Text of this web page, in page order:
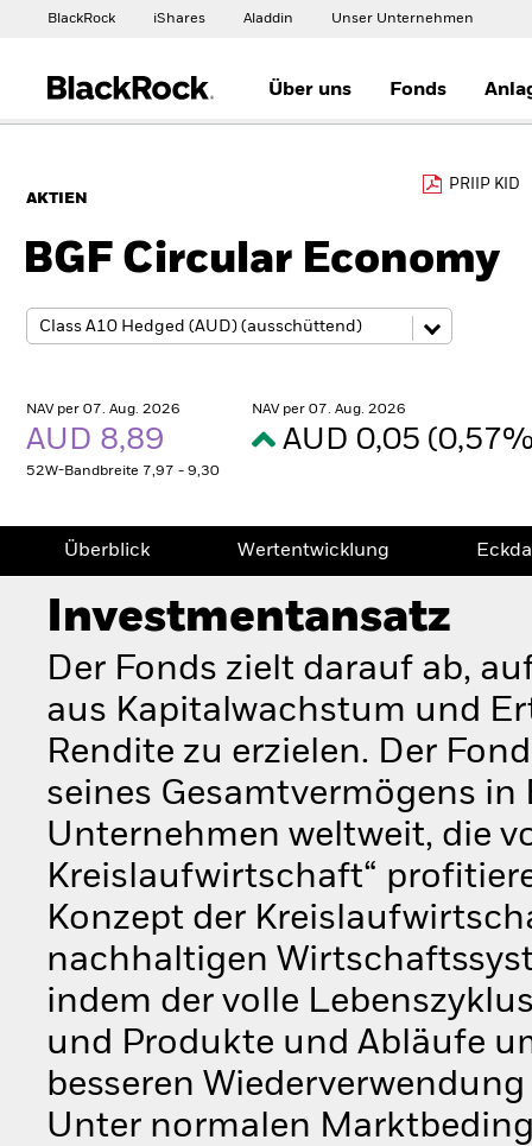
BlackRock iShares Aladdin Unser Unternehmen
Über uns Fonds
AKTIEN
PRIIP KID
BGF Circular Economy
NAV per 07. Aug. 2026
AUD 8,89
52W-Bandbreite 7,97 - 9,30
NAV per 07. Aug. 2026
AUD 0,05
Überblick Wertentwicklung
Investmentansatz
Der Fonds zielt darauf ab,
aus Kapitalwachstum und
Rendite zu erzielen. Der
seines Gesamtvermögens
Unternehmen weltweit, die
Kreislaufwirtschaft“
Konzept der
nachhaltigen
indem der volle
und Produkte und Abläufe
besseren
Unter normalen